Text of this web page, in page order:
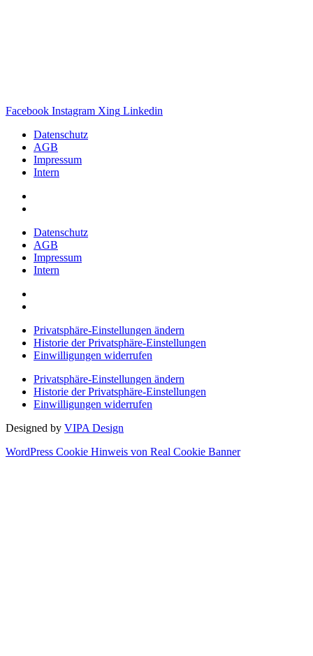
Facebook Instagram Xing Linkedin
Datenschutz
AGB
Impressum
Intern
Datenschutz
AGB
Impressum
Intern
Privatsphäre-Einstellungen ändern
Historie der Privatsphäre-Einstellungen
Einwilligungen widerrufen
Privatsphäre-Einstellungen ändern
Historie der Privatsphäre-Einstellungen
Einwilligungen widerrufen
Designed by VIPA Design
WordPress Cookie Hinweis von Real Cookie Banner